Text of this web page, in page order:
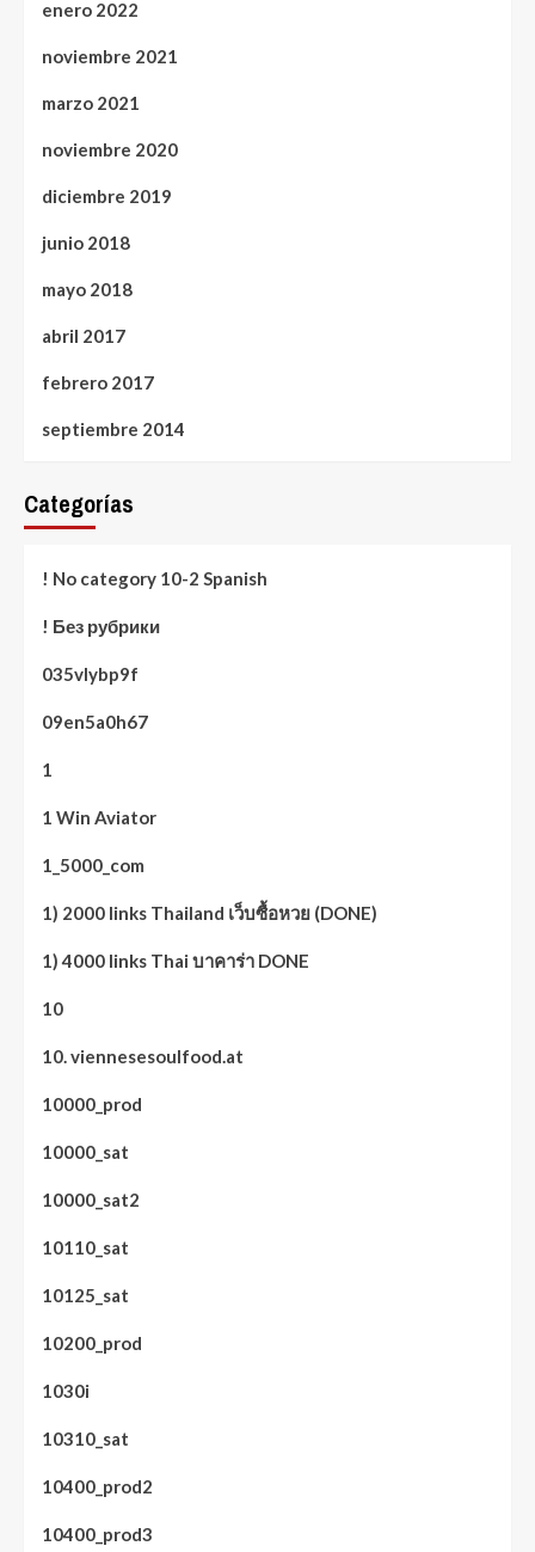
enero 2022
noviembre 2021
marzo 2021
noviembre 2020
diciembre 2019
junio 2018
mayo 2018
abril 2017
febrero 2017
septiembre 2014
Categorías
! No category 10-2 Spanish
! Без рубрики
035vlybp9f
09en5a0h67
1
1 Win Aviator
1_5000_com
1) 2000 links Thailand เว็บซื้อหวย (DONE)
1) 4000 links Thai บาคาร่า DONE
10
10. viennesesoulfood.at
10000_prod
10000_sat
10000_sat2
10110_sat
10125_sat
10200_prod
1030i
10310_sat
10400_prod2
10400_prod3